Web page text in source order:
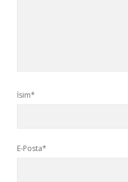
İsim*
E-Posta*